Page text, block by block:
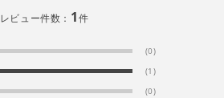
レビュー件数： 1件
(0)
(1)
(0)